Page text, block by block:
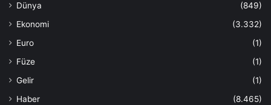
Dünya
(849)
Ekonomi
(3.332)
Euro
(1)
Füze
(1)
Gelir
(1)
Haber
(8.465)